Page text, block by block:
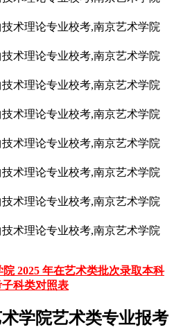
2025 年在艺术类批次录取本科
科类对照表
学院艺术类专业报考